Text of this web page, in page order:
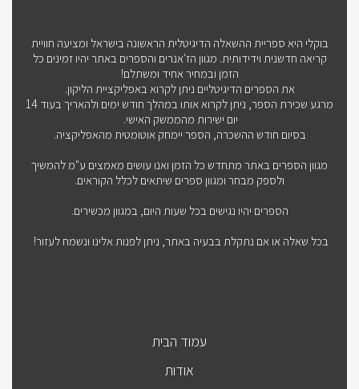
בוקלי היא ספריית ההשאלה הדיגיטלית הראשונה בישראל ומציעה חוויית
קריאה חדשנית וידידותית. מגוון הז'אנרים והספרים באתר יהיו זמינים כל
הזמן ובמחיר אחיד ומשתלם!
את הספרים הדיגיטליים ניתן לקרוא באפליקציית הליקון.
מרגע שכירת הספר, ניתן לקרוא אותו במהלך חודש ימים ולהאריך בעוד 14
יום ישירות מהממשק האישי.
בסיום חודש ההשכרה, הספר יימחק אוטומטית מהאפליקציה.
מגוון הספרים באתר מתחדש כל הזמן ואנו עושים מאמצים ע"מ להמשיך
ולספק מבחר ומגוון ספרים שיתאים לכלל הקוראים.
הספרים יהיו נגישים בכל שעות היום, במגוון מכשירים.
בכל שאלה או אם נתקלת בבעיה באתר, ניתן לפנות אלינו ונשמח לעזור!
עמוד הבית
אודות